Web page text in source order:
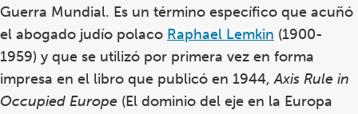
Guerra Mundial. Es un término específico que acuñó
el abogado judío polaco Raphael Lemkin (1900-
1959) y que se utilizó por primera vez en forma
impresa en el libro que publicó en 1944,Axis Rule in
Occupied Europe (El dominio del eje en la Europa